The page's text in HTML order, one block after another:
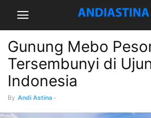
Gunung Mebo
Tersembunyi di
Indonesia
By Andi Astina -